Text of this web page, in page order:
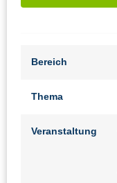
Bereich
Thema
Veranstaltung